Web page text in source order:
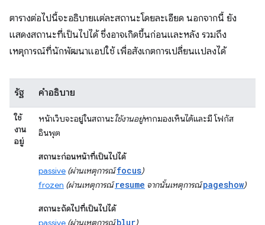
ตารางต่อไปนี้จะอธิบายแต่ละสถานะโดยละเอียด นอกจากนี้ ยัง
แสดงสถานะที่เป็นไปได้ ซึ่งอาจเกิดขึ้นก่อนและหลัง รวมถึง
เหตุการณ์ที่นักพัฒนาแอปใช้ เพื่อสังเกตการเปลี่ยนแปลงได้
รัฐ คำอธิบาย
ใช้
งาน
อยู่
หน้าเว็บจะอยู่ในสถานะใช้งานอยู่หากมองเห็นได้และมี โฟกัส
อินพุต
สถานะก่อนหน้าที่เป็นไปได้
passive (ผ่านเหตุการณ์focus)
frozen (ผ่านเหตุการณ์resume จากนั้นเหตุการณ์pageshow)
สถานะถัดไปที่เป็นไปได้
passive (ผ่านเหตุการณ์ blur)